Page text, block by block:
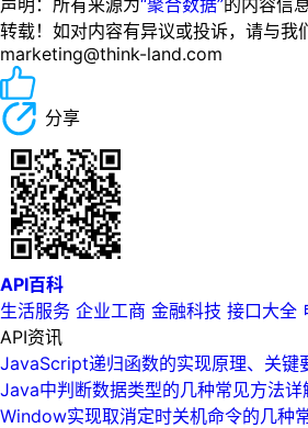
声明：所有来源为“聚合数据”的内容信
转载！如对内容有异议或投诉，请与我
marketing@think-land.com
分享
API百科
生活服务 企业工商 金融科技 接口大全
API资讯
JavaScript递归函数的实现原理、关键
Java中判断数据类型的几种常见方法详
Window实现取消定时关机命令的几种